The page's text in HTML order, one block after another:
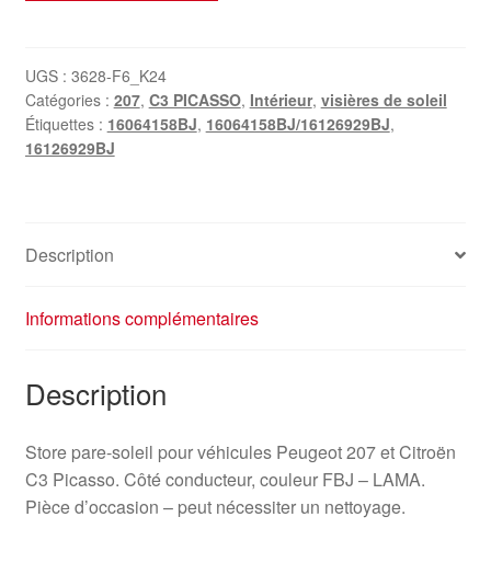
Citroën
Peugeot
16064158BJ
côté
UGS : 3628-F6_K24
Catégories : 207, C3 PICASSO, Intérieur, visières de soleil
Étiquettes : 16064158BJ, 16064158BJ/16126929BJ,
16126929BJ
Description
Informations complémentaires
Description
Store pare-soleil pour véhicules Peugeot 207 et Citroën
C3 Picasso. Côté conducteur, couleur FBJ – LAMA.
Pièce d’occasion – peut nécessiter un nettoyage.